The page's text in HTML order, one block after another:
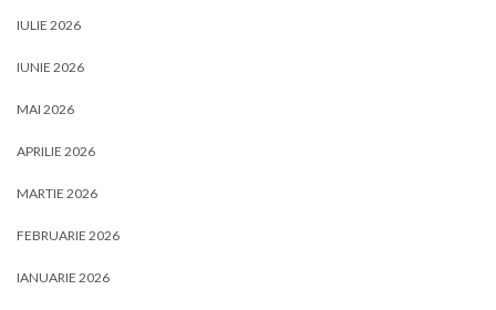
IULIE 2026
IUNIE 2026
MAI 2026
APRILIE 2026
MARTIE 2026
FEBRUARIE 2026
IANUARIE 2026